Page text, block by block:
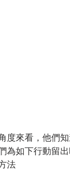
度來看，他們
為如下行動留出
法